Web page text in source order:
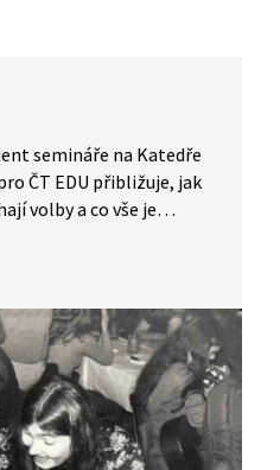
semináře na Katedře
ČT EDU přibližuje, jak
volby a co vše je
a co dělat, pokud
Zdůrazňuje, že každý
jsou příležitostí ovlivnit